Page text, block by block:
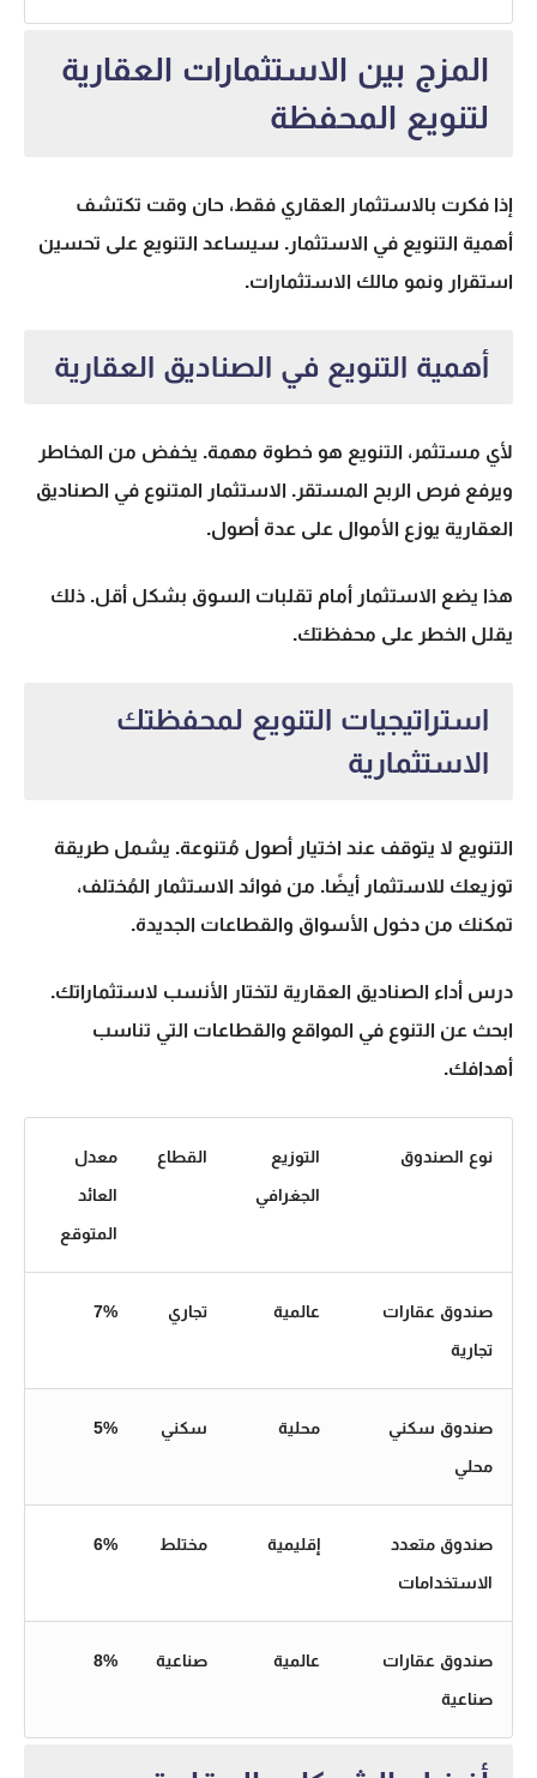
المزج بين الاستثمارات العقارية
لتنويع المحفظة
إذا فكرت بالاستثمار العقاري فقط، حان وقت تكتشف
أهمية التنويع في الاستثمار. سيساعد التنويع على تحسين
استقرار ونمو مالك الاستثمارات.
أهمية التنويع في الصناديق العقارية
لأي مستثمر، التنويع هو خطوة مهمة. يخفض من المخاطر
ويرفع فرص الربح المستقر. الاستثمار المتنوع في الصناديق
العقارية يوزع الأموال على عدة أصول.
هذا يضع الاستثمار أمام تقلبات السوق بشكل أقل. ذلك
يقلل الخطر على محفظتك.
استراتيجيات التنويع لمحفظتك
الاستثمارية
التنويع لا يتوقف عند اختيار أصول مُتنوعة. يشمل طريقة
توزيعك للاستثمار أيضًا. من فوائد الاستثمار المُختلف،
تمكنك من دخول الأسواق والقطاعات الجديدة.
درس أداء الصناديق العقارية لتختار الأنسب لاستثماراتك.
ابحث عن التنوع في المواقع والقطاعات التي تناسب
أهدافك.
نوع الصندوق
التوزيع
الجغرافي
القطاع
معدل
العائد
المتوقع
صندوق عقارات
تجارية
عالمية تجاري 7%
صندوق سكني
محلي
محلية سكني 5%
صندوق متعدد
الاستخدامات
إقليمية مختلط 6%
صندوق عقارات
صناعية
عالمية صناعية 8%